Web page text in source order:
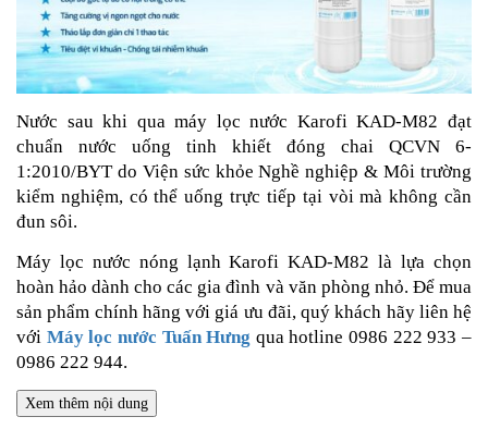
Nước sau khi qua máy lọc nước Karofi KAD-M82 đạt
chuẩn nước uống tinh khiết đóng chai QCVN 6-
1:2010/BYT do Viện sức khỏe Nghề nghiệp & Môi trường
kiểm nghiệm, có thể uống trực tiếp tại vòi mà không cần
đun sôi.
Máy lọc nước nóng lạnh Karofi KAD-M82 là lựa chọn
hoàn hảo dành cho các gia đình và văn phòng nhỏ. Để mua
sản phẩm chính hãng với giá ưu đãi, quý khách hãy liên hệ
với Máy lọc nước Tuấn Hưng qua hotline 0986 222 933 –
0986 222 944.
Xem thêm nội dung